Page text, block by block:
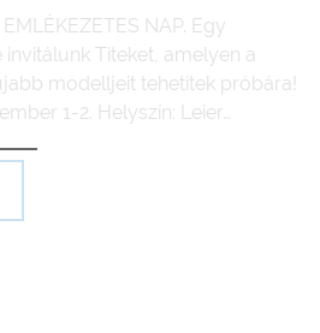
NAP. Egy
invitálunk Titeket, amelyen a
modelljeit tehetitek próbára!
1-2. Helyszín: Leier…